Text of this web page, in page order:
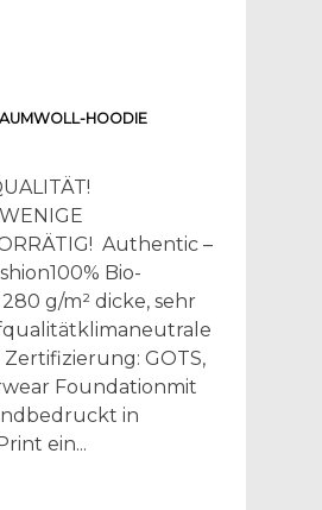
HOODIE
Authentic –
Bio-
g/m² dicke, sehr
GOTS,
Foundationmit
in
ein...